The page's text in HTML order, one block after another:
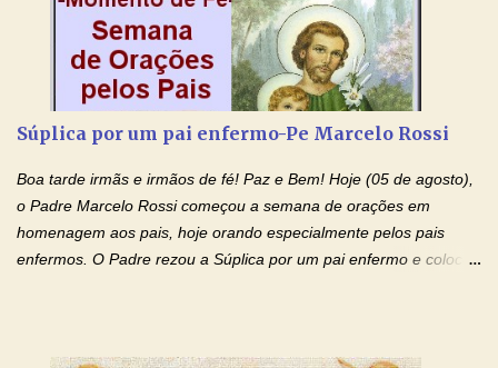
e invocar-vos como nosso patrono, para maior glória de Deus e o
bem de nossas almas. São Charbel! Rogai por Nós e por todos
aqueles que invocam o vosso nome e auxílio. Amén. Oração 2 Ó
Deus, admirável em Vossos Santos, Vós que inspirastes a São
e a força para fazer triunfar, na sua vida, o heroísmo das virtudes
monásticas: a obediência, a castidade e a voluntária pobreza, e
manifestastes o poder de sua intercessão por numerosos
milagres e gra...
Súplica por um pai enfermo-Pe Marcelo Rossi
Boa tarde irmãs e irmãos de fé! Paz e Bem! Hoje (05 de agosto),
o Padre Marcelo Rossi começou a semana de orações em
homenagem aos pais, hoje orando especialmente pelos pais
enfermos. O Padre rezou a Súplica por um pai enfermo e colocou